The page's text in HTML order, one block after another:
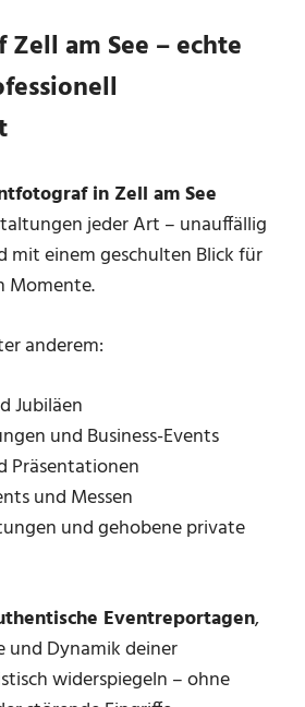
am See – echte
in Zell am See
jeder Art – unauffällig
mit einem geschulten Blick für
Momente.
anderem:
Jubiläen
und Business-Events
Präsentationen
und Messen
und gehobene private
Eventreportagen,
und Dynamik deiner
widerspiegeln – ohne